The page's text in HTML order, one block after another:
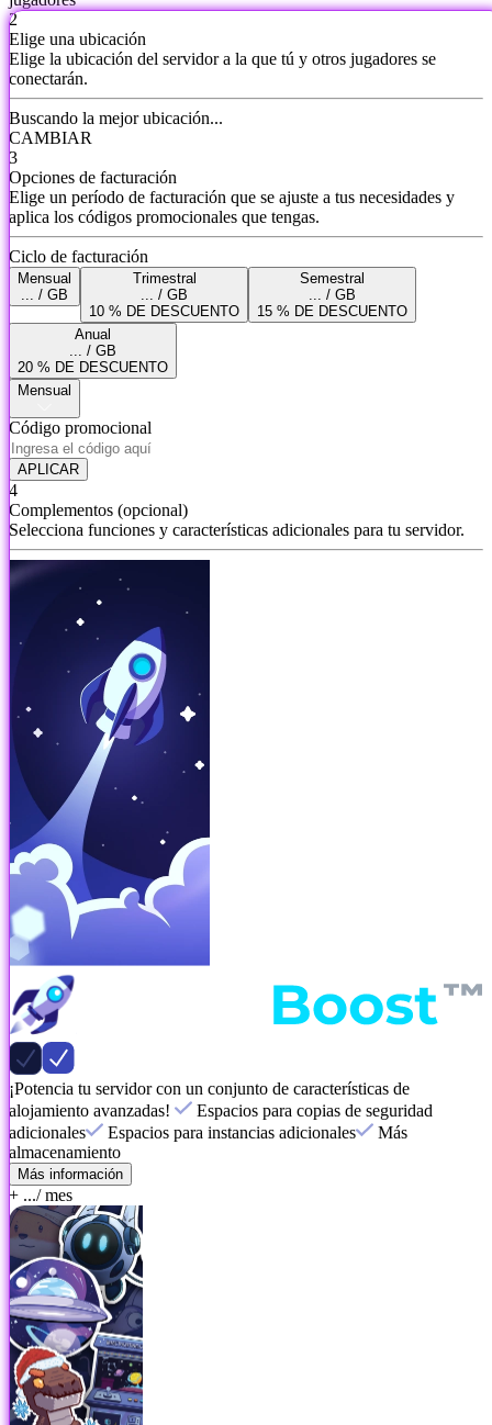
2
Elige una ubicación
Elige la ubicación del servidor a la que tú y otros jugadores se
conectarán.
Buscando la mejor ubicación...
CAMBIAR
3
Opciones de facturación
Elige un período de facturación que se ajuste a tus necesidades y
aplica los códigos promocionales que tengas.
Ciclo de facturación
Mensual
... / GB
Trimestral
... / GB
10 % DE DESCUENTO
Semestral
... / GB
15 % DE DESCUENTO
Anual
... / GB
20 % DE DESCUENTO
Mensual
Código promocional
APLICAR
4
Complementos (opcional)
Selecciona funciones y características adicionales para tu servidor.
¡Potencia tu servidor con un conjunto de características de
alojamiento avanzadas!
Espacios para copias de seguridad
adicionales
Espacios para instancias adicionales
Más
almacenamiento
Más información
+ .../ mes